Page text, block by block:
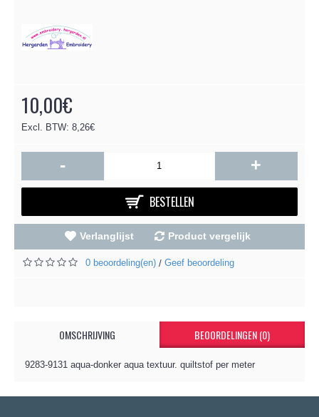
10,00€
Excl. BTW: 8,26€
- +
BESTELLEN
Verlanglijst Product vergelijk
0 beoordeling(en) / Geef beoordeling
OMSCHRIJVING BEOORDELINGEN (0)
9283-9131 aqua-donker aqua textuur. quiltstof per meter